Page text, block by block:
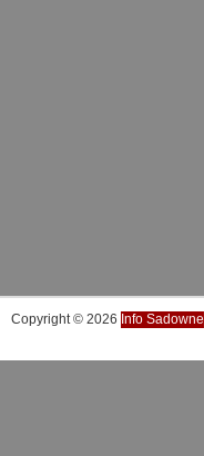
Copyright © 2026 Info Sadowne